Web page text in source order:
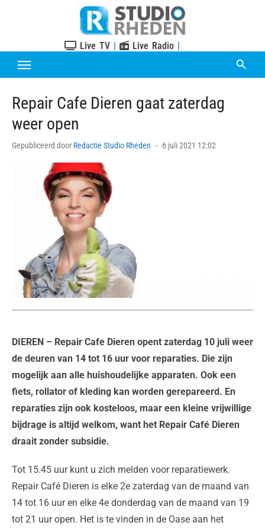
Live TV | Live Radio |
Repair Cafe Dieren gaat zaterdag
weer open
Gepubliceerd door Redactie Studio Rheden
Posted
6 juli 2021 12:02
DIEREN – Repair Cafe Dieren opent zaterdag 10 juli weer
de deuren van 14 tot 16 uur voor reparaties. Die zijn
mogelijk aan alle huishoudelijke apparaten. Ook een
fiets, rollator of kleding kan worden gerepareerd. En
reparaties zijn ook kosteloos, maar een kleine vrijwillige
bijdrage is altijd welkom, want het Repair Café Dieren
draait zonder subsidie.
Tot 15.45 uur kunt u zich melden voor reparatiewerk.
Repair Café Dieren is elke 2e zaterdag van de maand van
14 tot 16 uur en elke 4e donderdag van de maand van 19
tot 21 uur open. Het is te vinden in de Oase aan het